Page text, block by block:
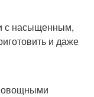
с насыщенным,
и даже
овощными